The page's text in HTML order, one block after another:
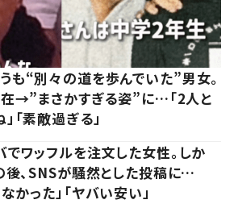
も“別々の道を歩んでいた”男女。
→”まさかすぎる姿”に…「2人と
「素敵過ぎる」
でワッフルを注文した女性。しか
後、SNSが騒然とした投稿に…
なかった」「ヤバい安い」